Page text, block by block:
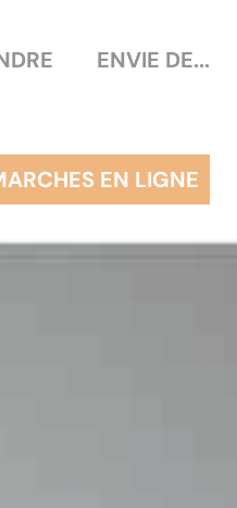
ENVIE DE...
EN LIGNE